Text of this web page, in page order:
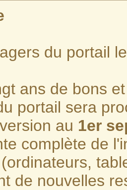
du portail
ans de bons
portail sera
au 1er
complète de
de nouvelles